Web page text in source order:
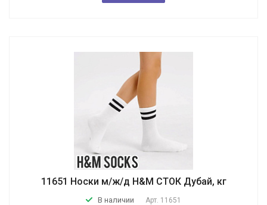
11651 Носки м/ж/д Н&M СТОК Дубай, кг
В наличии Арт. 11651